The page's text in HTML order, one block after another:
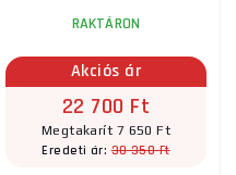
RAKTÁRON
Akciós ár
22 700 Ft
Megtakarít 7 650 Ft
Eredeti ár:30 350 Ft